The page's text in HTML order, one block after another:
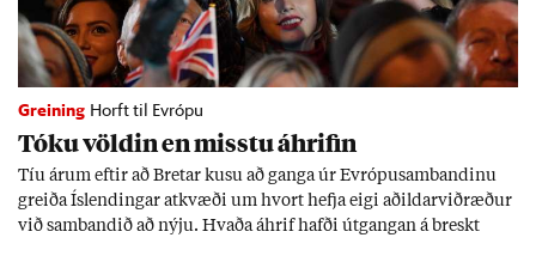
Greining Horft til Evrópu
Tóku völd­in en misstu áhrif­in
Tíu ár­um eft­ir að Bret­ar kusu að ganga úr Evr­ópu­sam­band­inu
greiða Ís­lend­ing­ar at­kvæði um hvort hefja eigi að­ild­ar­við­ræð­ur
við sam­band­ið að nýju. Hvaða áhrif hafði út­gang­an á breskt